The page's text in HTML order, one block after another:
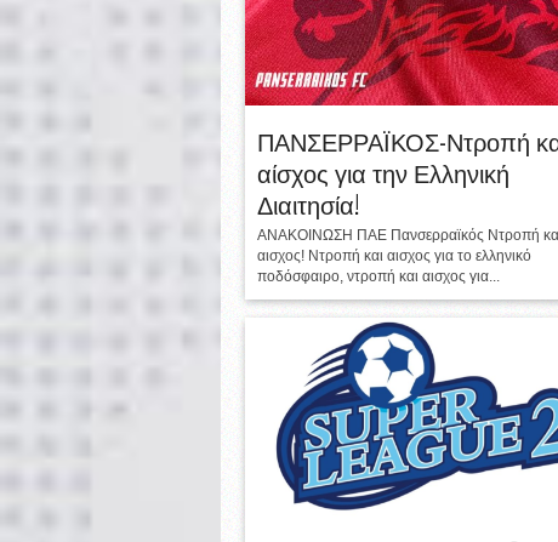
ΠΑΝΣΕΡΡΑΪΚΟΣ-Ντροπή
αίσχος για την Ελληνική
Διαιτησία!
ΑΝΑΚΟΙΝΩΣΗ ΠΑΕ Πανσερραϊκός Ντροπή
αισχος! Ντροπή και αισχος για το ελληνικό
ποδόσφαιρο, ντροπή και αισχος για...